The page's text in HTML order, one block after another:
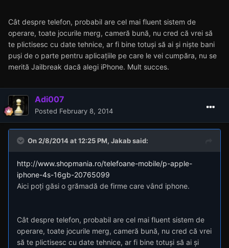
Cât despre telefon, probabil are cel mai fluent sistem de
operare, toate jocurile merg, cameră bună, nu cred că vrei să
te plictisesc cu date tehnice, ar fi bine totuși să ai și niște bani
puși de o parte pentru aplicațiile pe care le vei cumpăra, nu se
merită Jailbreak dacă alegi iPhone. Mult succes.
Adi007
Posted February 8, 2014
On 2/8/2014 at 12:25 PM, Jakab said:
http://www.shopmania.ro/telefoane-mobile/p-apple-
iphone-4s-16gb-20765099
Aici poți găsi o grămadă de firme care vând iphone.
Cât despre telefon, probabil are cel mai fluent sistem de
operare, toate jocurile merg, cameră bună, nu cred că vrei
să te plictisesc cu date tehnice, ar fi bine totuși să ai și